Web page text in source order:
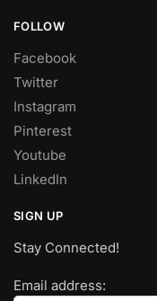
FOLLOW
Facebook
Twitter
Instagram
Pinterest
Youtube
LinkedIn
SIGN UP
Stay Connected!
Email address: